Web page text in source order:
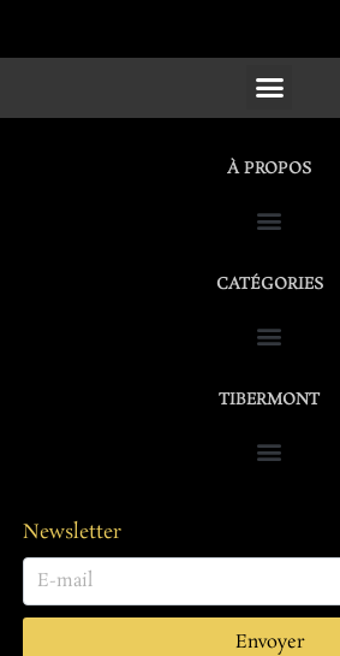
À PROPOS
CATÉGORIES
TIBERMONT
Newsletter
Envoyer